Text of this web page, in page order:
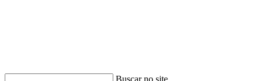
Buscar no site